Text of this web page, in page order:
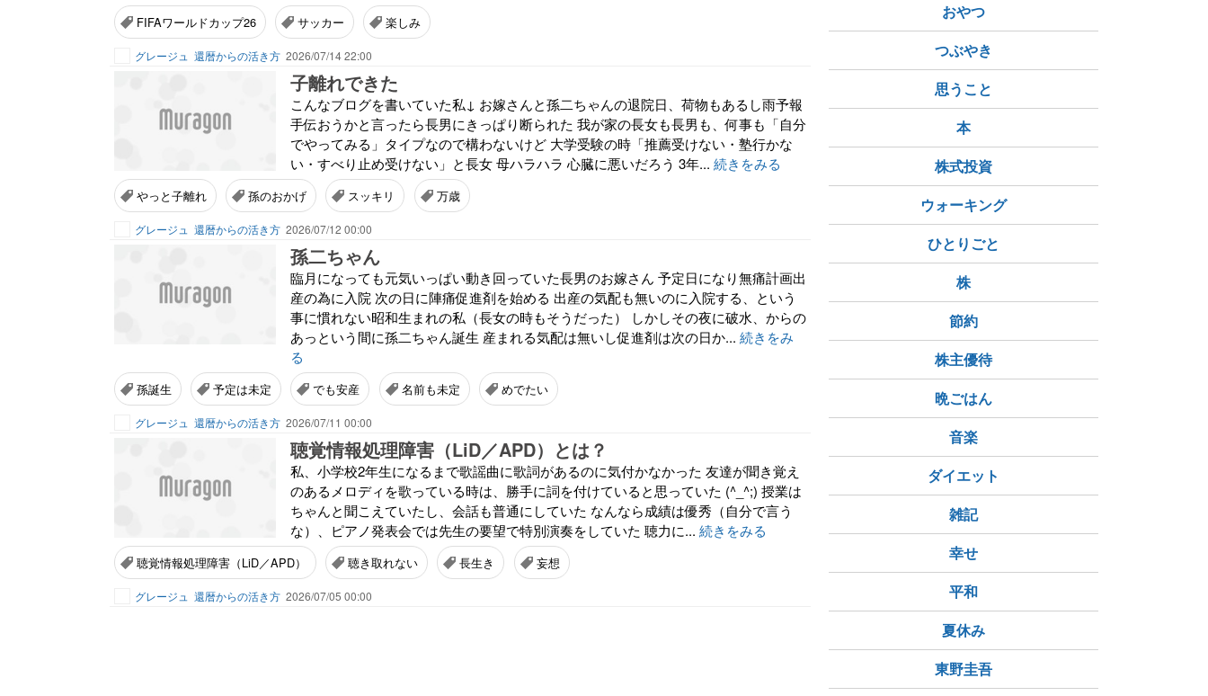
FIFAワールドカップ26 サッカー 楽しみ
グレージュ 還暦からの活き方 2026/07/14 22:00
子離れできた
こんなブログを書いていた私↓ お嫁さんと孫二ちゃんの退院日、荷物もあるし雨予報
手伝おうかと言ったら長男にきっぱり断られた 我が家の長女も長男も、何事も「自分
でやってみる」タイプなので構わないけど 大学受験の時「推薦受けない・塾行かな
い・すべり止め受けない」と長女 母ハラハラ 心臓に悪いだろう 3年... 続きをみる
やっと子離れ 孫のおかげ スッキリ 万歳
グレージュ 還暦からの活き方 2026/07/12 00:00
孫二ちゃん
臨月になっても元気いっぱい動き回っていた長男のお嫁さん 予定日になり無痛計画出
産の為に入院 次の日に陣痛促進剤を始める 出産の気配も無いのに入院する、という
事に慣れない昭和生まれの私（長女の時もそうだった） しかしその夜に破水、からの
あっという間に孫二ちゃん誕生 産まれる気配は無いし促進剤は次の日か... 続きをみ
る
孫誕生 予定は未定 でも安産 名前も未定 めでたい
グレージュ 還暦からの活き方 2026/07/11 00:00
聴覚情報処理障害（LiD／APD）とは？
私、小学校2年生になるまで歌謡曲に歌詞があるのに気付かなかった 友達が聞き覚え
のあるメロディを歌っている時は、勝手に詞を付けていると思っていた (^_^;) 授業は
ちゃんと聞こえていたし、会話も普通にしていた なんなら成績は優秀（自分で言う
な）、ピアノ発表会では先生の要望で特別演奏をしていた 聴力に... 続きをみる
聴覚情報処理障害（LiD／APD） 聴き取れない 長生き 妄想
グレージュ 還暦からの活き方 2026/07/05 00:00
おやつ
つぶやき
思うこと
本
株式投資
ウォーキング
ひとりごと
株
節約
株主優待
晩ごはん
音楽
ダイエット
雑記
幸せ
平和
夏休み
東野圭吾